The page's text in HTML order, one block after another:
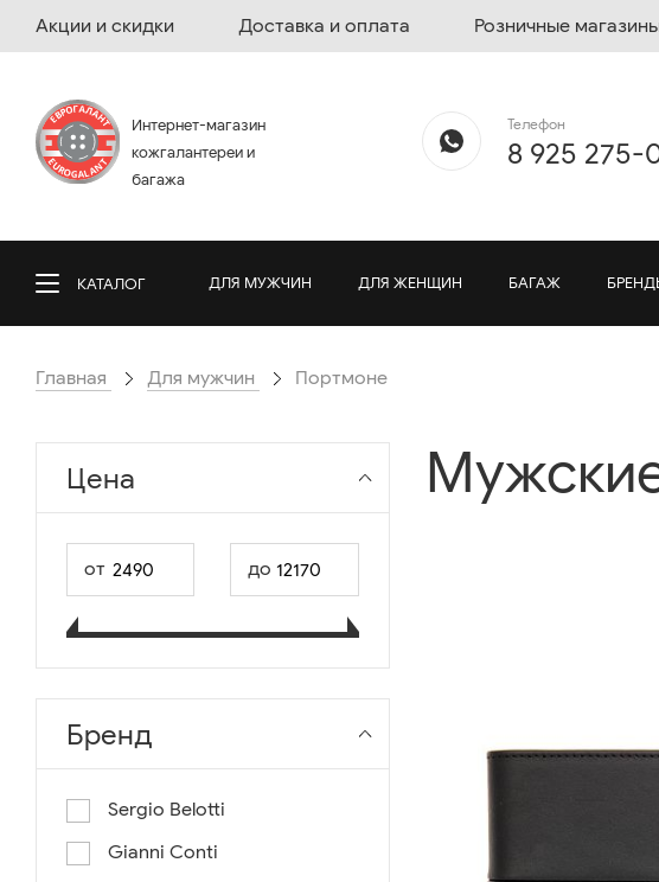
Акции и скидки Доставка и оплата Розничные
Интернет-магазин
кожгалантереи и
багажа
Телефон
8 925 275-
КАТАЛОГ ДЛЯ МУЖЧИН ДЛЯ ЖЕНЩИН БАГАЖ
Главная Для мужчин Портмоне
Цена
от до
Бренд
Sergio Belotti
Gianni Conti